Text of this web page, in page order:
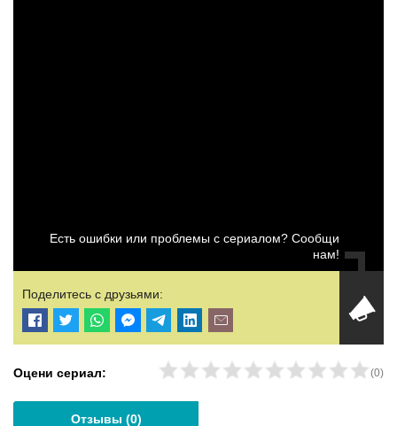
Есть ошибки или проблемы с сериалом? Сообщи
нам!
Поделитесь с друзьями:
Оцени сериал: (0)
Отзывы (0)